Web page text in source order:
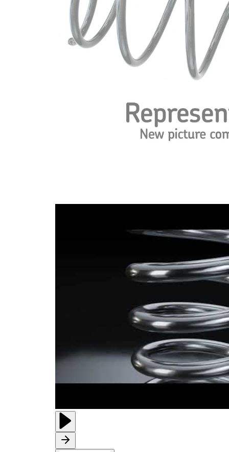
Tvar
pružiny
pružina s
konstatním
průměrem
Vnější
průměr
113 mm
11,25 mm